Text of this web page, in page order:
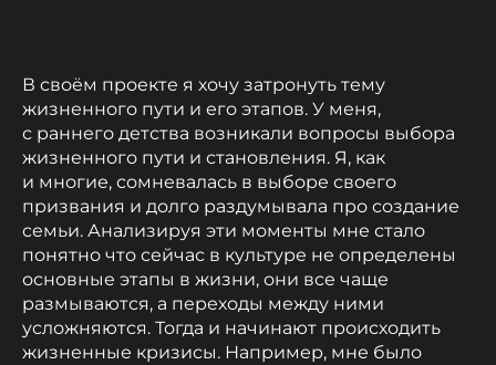
В своём проекте я хочу затронуть тему
жизненного пути и его этапов. У меня,
с раннего детства возникали вопросы выбора
жизненного пути и становления. Я, как
и многие, сомневалась в выборе своего
призвания и долго раздумывала про создание
семьи. Анализируя эти моменты мне стало
понятно что сейчас в культуре не определены
основные этапы в жизни, они все чаще
размываются, а переходы между ними
усложняются. Тогда и начинают происходить
жизненные кризисы. Например, мне было